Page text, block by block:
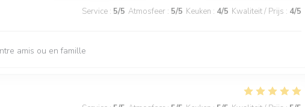
Service : 5/5 Atmosfeer : 5/5 Keuken : 4/5 Kwaliteit / Prijs : 4/5
amis ou en famille